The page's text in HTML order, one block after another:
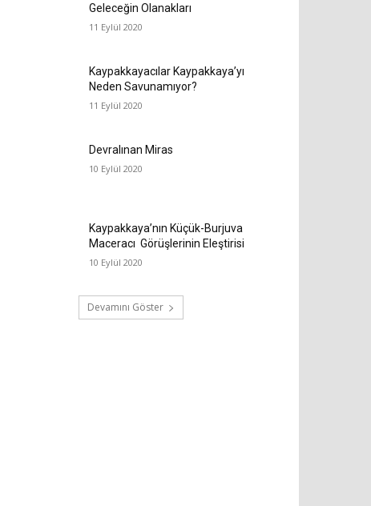
Geleceğin Olanakları
11 Eylül 2020
Kaypakkayacılar Kaypakkaya’yı
Neden Savunamıyor?
11 Eylül 2020
Devralınan Miras
10 Eylül 2020
Kaypakkaya’nın Küçük-Burjuva
Maceracı Görüşlerinin Eleştirisi
10 Eylül 2020
Devamını Göster